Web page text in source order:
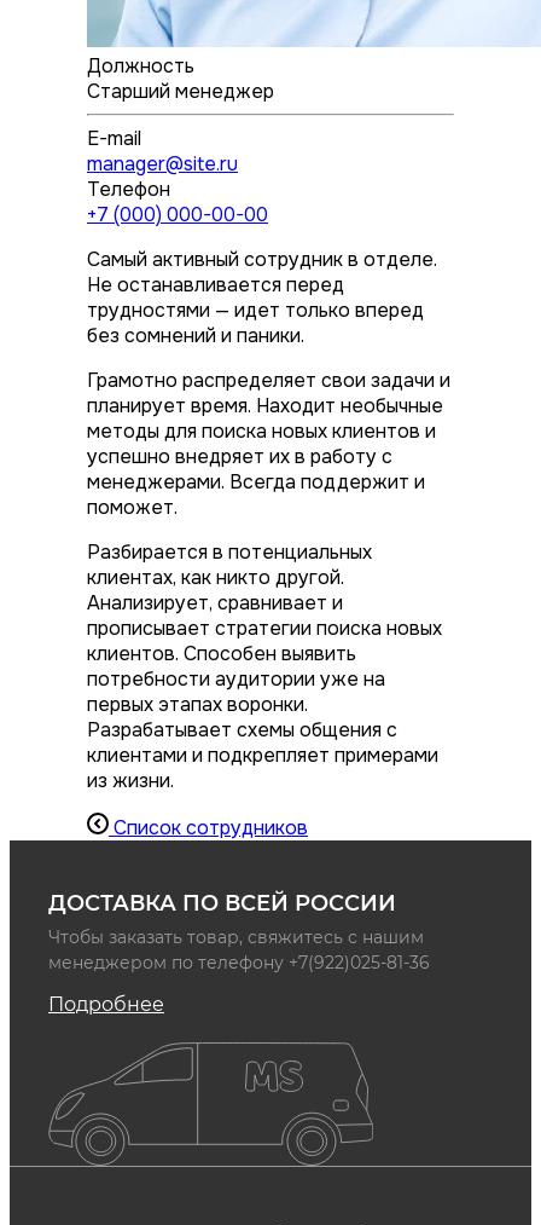
Должность
Старший менеджер
E-mail
manager@site.ru
Телефон
+7 (000) 000-00-00
Самый активный сотрудник в отделе.
Не останавливается перед
трудностями — идет только вперед
без сомнений и паники.
Грамотно распределяет свои задачи и
планирует время. Находит необычные
методы для поиска новых клиентов и
успешно внедряет их в работу с
менеджерами. Всегда поддержит и
поможет.
Разбирается в потенциальных
клиентах, как никто другой.
Анализирует, сравнивает и
прописывает стратегии поиска новых
клиентов. Способен выявить
потребности аудитории уже на
первых этапах воронки.
Разрабатывает схемы общения с
клиентами и подкрепляет примерами
из жизни.
Список сотрудников
ДОСТАВКА ПО ВСЕЙ РОССИИ
Чтобы заказать товар, свяжитесь с нашим
менеджером по телефону +7(922)025-81-36
Подробнее